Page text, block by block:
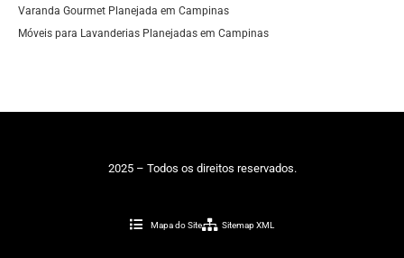
Varanda Gourmet Planejada em Campinas
Móveis para Lavanderias Planejadas em Campinas
2025 – Todos os direitos reservados.
Mapa do Site Sitemap XML